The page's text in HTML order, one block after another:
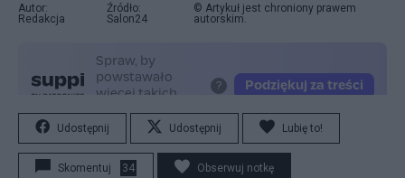
Autor:
Redakcja
Źródło:
Salon24
© Artykuł jest chroniony prawem
autorskim.
Udostępnij Udostępnij Lubię to!
Skomentuj 34 Obserwuj notkę